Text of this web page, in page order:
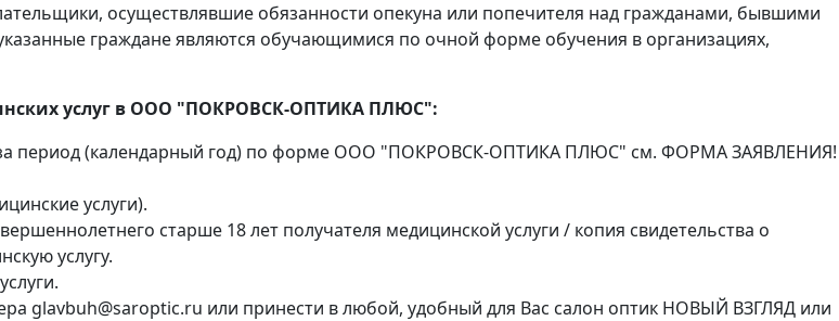
осуществлявшие обязанности опекуна или попечителя над гражданами, бывшими
граждане являются обучающимися по очной форме обучения в организациях,
услуг в ООО "ПОКРОВСК-ОПТИКА ПЛЮС":
за период (календарный год) по форме ООО "ПОКРОВСК-ОПТИКА ПЛЮС" см. ФОРМА ЗАЯВЛЕНИЯ!
услуги).
старше 18 лет получателя медицинской услуги / копия свидетельства о
услугу.
glavbuh@saroptic.ru или принести в любой, удобный для Вас салон оптик НОВЫЙ ВЗГЛЯД или